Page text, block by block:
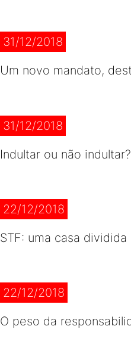
31/12/2018
Um novo mandato,
31/12/2018
Indultar ou não indultar?
22/12/2018
STF: uma casa dividida
22/12/2018
O peso da